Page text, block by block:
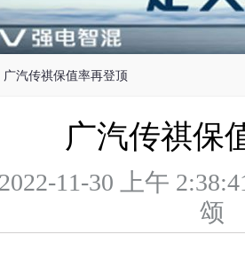
广汽传祺保值率再登顶
广汽传祺保
11-30 上午